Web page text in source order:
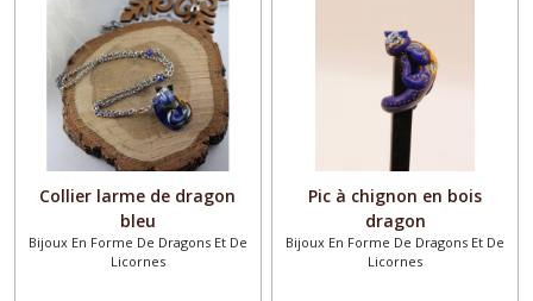
Collier larme de dragon
bleu
Bijoux En Forme De Dragons Et De
Licornes
Pic à chignon en bois
dragon
Bijoux En Forme De Dragons Et De
Licornes